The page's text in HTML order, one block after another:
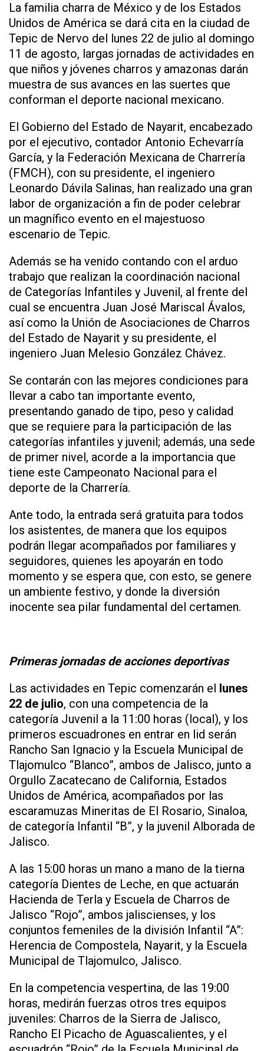
La familia charra de México y de los Estados
Unidos de América se dará cita en la ciudad de
Tepic de Nervo del lunes 22 de julio al domingo
11 de agosto, largas jornadas de actividades en
que niños y jóvenes charros y amazonas darán
muestra de sus avances en las suertes que
conforman el deporte nacional mexicano.
El Gobierno del Estado de Nayarit, encabezado
por el ejecutivo, contador Antonio Echevarría
García, y la Federación Mexicana de Charrería
(FMCH), con su presidente, el ingeniero
Leonardo Dávila Salinas, han realizado una gran
labor de organización a fin de poder celebrar
un magnífico evento en el majestuoso
escenario de Tepic.
Además se ha venido contando con el arduo
trabajo que realizan la coordinación nacional
de Categorías Infantiles y Juvenil, al frente del
cual se encuentra Juan José Mariscal Ávalos,
así como la Unión de Asociaciones de Charros
del Estado de Nayarit y su presidente, el
ingeniero Juan Melesio González Chávez.
Se contarán con las mejores condiciones para
llevar a cabo tan importante evento,
presentando ganado de tipo, peso y calidad
que se requiere para la participación de las
categorías infantiles y juvenil; además, una sede
de primer nivel, acorde a la importancia que
tiene este Campeonato Nacional para el
deporte de la Charrería.
Ante todo, la entrada será gratuita para todos
los asistentes, de manera que los equipos
podrán llegar acompañados por familiares y
seguidores, quienes les apoyarán en todo
momento y se espera que, con esto, se genere
un ambiente festivo, y donde la diversión
inocente sea pilar fundamental del certamen.
Primeras jornadas de acciones deportivas
Las actividades en Tepic comenzarán el lunes
22 de julio, con una competencia de la
categoría Juvenil a la 11:00 horas (local), y los
primeros escuadrones en entrar en lid serán
Rancho San Ignacio y la Escuela Municipal de
Tlajomulco “Blanco”, ambos de Jalisco, junto a
Orgullo Zacatecano de California, Estados
Unidos de América, acompañados por las
escaramuzas Mineritas de El Rosario, Sinaloa,
de categoría Infantil “B”, y la juvenil Alborada de
Jalisco.
A las 15:00 horas un mano a mano de la tierna
categoría Dientes de Leche, en que actuarán
Hacienda de Terla y Escuela de Charros de
Jalisco “Rojo”, ambos jaliscienses, y los
conjuntos femeniles de la división Infantil “A”:
Herencia de Compostela, Nayarit, y la Escuela
Municipal de Tlajomulco, Jalisco.
En la competencia vespertina, de las 19:00
horas, medirán fuerzas otros tres equipos
juveniles: Charros de la Sierra de Jalisco,
Rancho El Picacho de Aguascalientes, y el